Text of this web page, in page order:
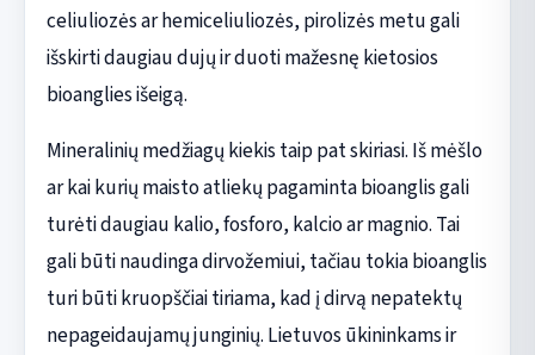
celiuliozės ar hemiceliuliozės, pirolizės metu gali
išskirti daugiau dujų ir duoti mažesnę kietosios
bioanglies išeigą.
Mineralinių medžiagų kiekis taip pat skiriasi. Iš mėšlo
ar kai kurių maisto atliekų pagaminta bioanglis gali
turėti daugiau kalio, fosforo, kalcio ar magnio. Tai
gali būti naudinga dirvožemiui, tačiau tokia bioanglis
turi būti kruopščiai tiriama, kad į dirvą nepatektų
nepageidaujamų junginių. Lietuvos ūkininkams ir